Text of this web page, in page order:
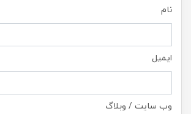
نام
ایمیل
وب سایت / وبلاگ